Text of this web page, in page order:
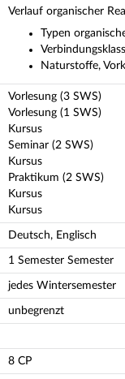
Verlauf organischer
Typen
Naturstoffe,
Vorlesung (3 SWS)
Vorlesung (1 SWS)
Kursus
Seminar (2 SWS)
Kursus
Praktikum (2 SWS)
Kursus
Kursus
Deutsch, Englisch
1 Semester Semester
jedes Wintersemester
unbegrenzt
8 CP